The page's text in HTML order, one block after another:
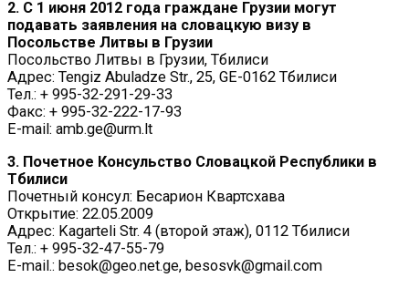
2. С 1 июня 2012 года граждане Грузии могут
подавать заявления на словацкую визу в
Посольстве Литвы в Грузии
Посольство Литвы в Грузии, Тбилиси
Адрес: Tengiz Abuladze Str., 25, GE-0162 Тбилиси
Тел.: + 995-32-291-29-33
Факс: + 995-32-222-17-93
E-mail: amb.ge@urm.lt
3. Почетное Консульство Словацкой Республики в
Тбилиси
Почетный консул: Бесарион Квартсхава
Открытие: 22.05.2009
Адрес: Kagarteli Str. 4 (второй этаж), 0112 Тбилиси
Тел.: + 995-32-47-55-79
E-mail.: besok@geo.net.ge, besosvk@gmail.com